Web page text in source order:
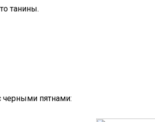
танины.
черными пятнами: